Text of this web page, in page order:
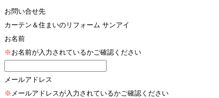
お問い合せ先
カーテン＆住まいのリフォーム サンアイ
お名前
※お名前が入力されているかご確認ください
メールアドレス
※ メールアドレスが入力されているかご確認ください